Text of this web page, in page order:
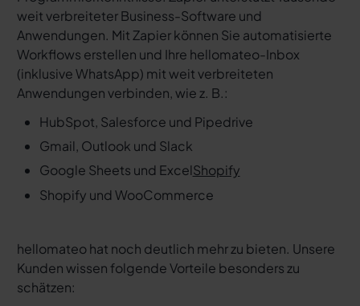
weit verbreiteter Business-Software und
Anwendungen. Mit Zapier können Sie automatisierte
Workflows erstellen und Ihre hellomateo-Inbox
(inklusive WhatsApp) mit weit verbreiteten
Anwendungen verbinden, wie z. B.:
HubSpot, Salesforce und Pipedrive
Gmail, Outlook und Slack
Google Sheets und ExcelShopify
Shopify und WooCommerce
hellomateo hat noch deutlich mehr zu bieten. Unsere
Kunden wissen folgende Vorteile besonders zu
schätzen: